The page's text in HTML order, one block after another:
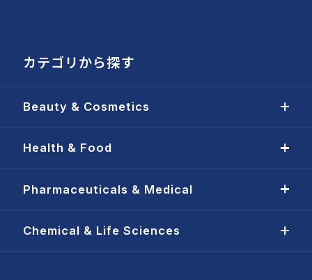
カテゴリから探す
Beauty & Cosmetics
Health & Food
Pharmaceuticals & Medical
Chemical & Life Sciences